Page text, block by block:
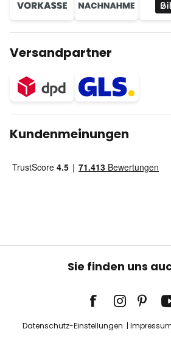
Versandpartner
Kundenmeinungen
Sie finden uns
Datenschutz-Einstellungen